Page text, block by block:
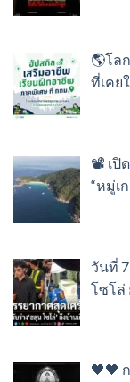
🌎โล
ที่เคย
📽️ เปิ
“หมู่เ
วันที่
โซโล่
🖤🖤